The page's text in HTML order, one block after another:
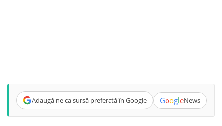
Adaugă-ne ca sursă preferată în Google GoogleNews